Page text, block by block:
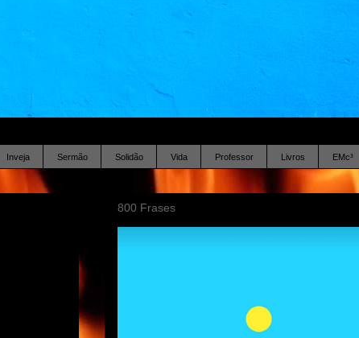
Inveja Sermão Solidão Vida Professor Livros EMc³
800 Frases